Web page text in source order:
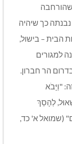
כך שיהיה
הבית – בישול,
למגורים
הר חברון.
"וַיָּבֹא
לְהָסֵךְ
(שמואל א' כד,